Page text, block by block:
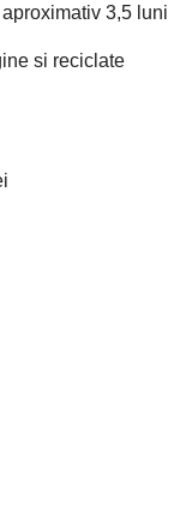
3,5 luni
si reciclate